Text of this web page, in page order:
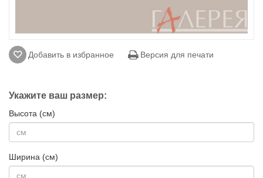
Добавить в избранное Версия для печати
Укажите ваш размер:
Высота (см)
Ширина (см)